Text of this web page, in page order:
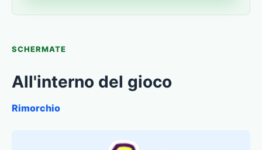
SCHERMATE
All'interno del gioco
Rimorchio